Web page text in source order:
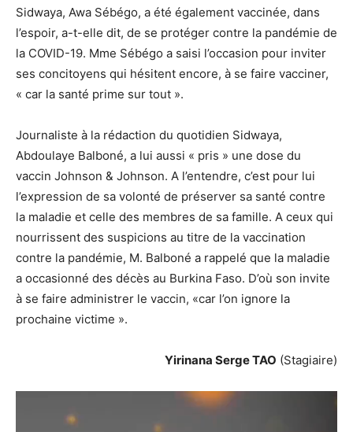
Sidwaya, Awa Sébégo, a été également vaccinée, dans
l’espoir, a-t-elle dit, de se protéger contre la pandémie de
la COVID-19. Mme Sébégo a saisi l’occasion pour inviter
ses concitoyens qui hésitent encore, à se faire vacciner,
« car la santé prime sur tout ».
Journaliste à la rédaction du quotidien Sidwaya,
Abdoulaye Balboné, a lui aussi « pris » une dose du
vaccin Johnson & Johnson. A l’entendre, c’est pour lui
l’expression de sa volonté de préserver sa santé contre
la maladie et celle des membres de sa famille. A ceux qui
nourrissent des suspicions au titre de la vaccination
contre la pandémie, M. Balboné a rappelé que la maladie
a occasionné des décès au Burkina Faso. D’où son invite
à se faire administrer le vaccin, «car l’on ignore la
prochaine victime ».
Yirinana Serge TAO (Stagiaire)
Lecteur